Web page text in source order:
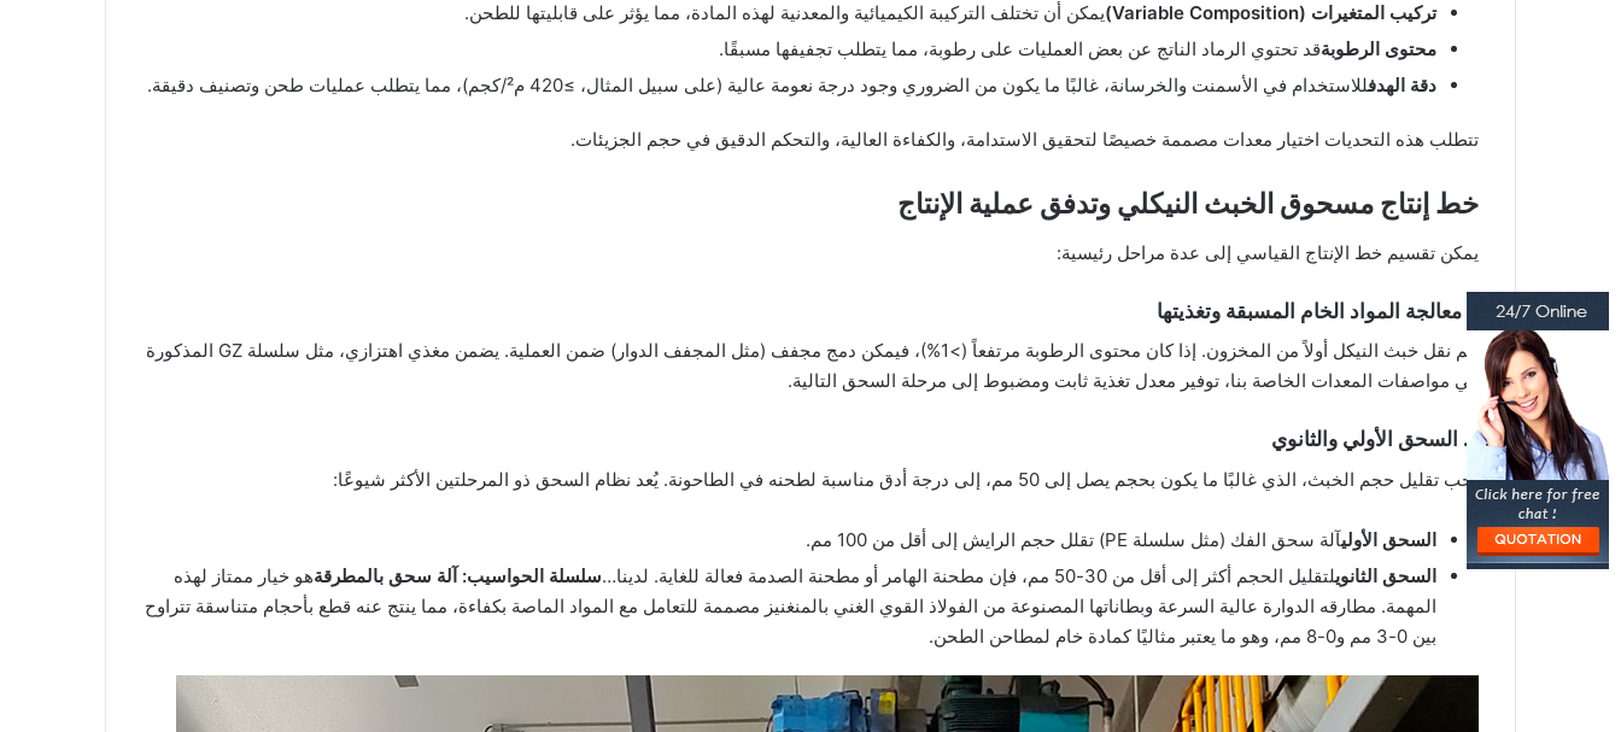
تركيب المتغيرات (Variable Composition)
يمكن أن تختلف التركيبة الكيميائية والمعدنية لهذه المادة، مما يؤثر على قابليتها للطحن.
محتوى الرطوبةقد تحتوي الرماد الناتج عن بعض العمليات على رطوبة، مما يتطلب تجفيفها مسبقًا.
دقة الهدفللاستخدام في الأسمنت والخرسانة، غالبًا ما يكون من الضروري وجود درجة نعومة عالية (على سبيل المثال، ≥420 م²/كجم)، مما يتطلب عمليات طحن وتصنيف دقيقة.
تتطلب هذه التحديات اختيار معدات مصممة خصيصًا لتحقيق الاستدامة، والكفاءة العالية، والتحكم الدقيق في حجم الجزيئات.
خط إنتاج مسحوق الخبث النيكلي وتدفق عملية الإنتاج
يمكن تقسيم خط الإنتاج القياسي إلى عدة مراحل رئيسية:
يتم نقل خبث النيكل أولاً من المخزون. إذا كان محتوى الرطوبة مرتفعاً (>1%)، فيمكن دمج مجفف (مثل المجفف الدوار) ضمن العملية. يضمن مغذي اهتزازي، مثل سلسلة GZ المذكورة
في مواصفات المعدات الخاصة بنا، توفير معدل تغذية ثابت ومضبوط إلى مرحلة السحق التالية.
٢. السحق الأولي والثانوي
يجب تقليل حجم الخبث، الذي غالبًا ما يكون بحجم يصل إلى 50 مم، إلى درجة أدق مناسبة لطحنه في الطاحونة. يُعد نظام السحق ذو المرحلتين الأكثر شيوعًا:
السحق الأوليآلة سحق الفك (مثل سلسلة PE) تقلل حجم الرايش إلى أقل من 100 مم.
السحق الثانويلتقليل الحجم أكثر إلى أقل من 30-50 مم، فإن مطحنة الهامر أو مطحنة الصدمة فعالة للغاية. لدينا… سلسلة الحواسيب: آلة سحق بالمطرقةهو خيار ممتاز لهذه
المهمة. مطارقه الدوارة عالية السرعة وبطاناتها المصنوعة من الفولاذ القوي الغني بالمنغنيز مصممة للتعامل مع المواد الماصة بكفاءة، مما ينتج عنه قطع بأحجام متناسقة تتراوح
بين 0-3 مم و0-8 مم، وهو ما يعتبر مثاليًا كمادة خام لمطاحن الطحن.